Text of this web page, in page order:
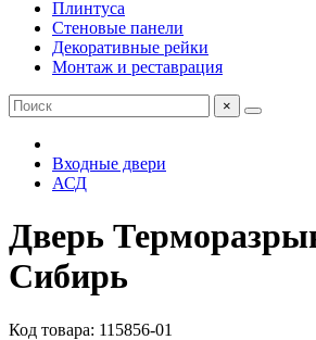
Плинтуса
Стеновые панели
Декоративные рейки
Монтаж и реставрация
×
Входные двери
АСД
Дверь
Сибирь
Код товара: 115856-01